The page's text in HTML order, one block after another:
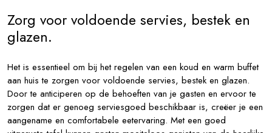
Zorg voor voldoende servies, bestek en
glazen.
Het is essentieel om bij het regelen van een koud en warm buffet
aan huis te zorgen voor voldoende servies, bestek en glazen.
Door te anticiperen op de behoeften van je gasten en ervoor te
zorgen dat er genoeg serviesgoed beschikbaar is, creëer je een
aangename en comfortabele eetervaring. Met een goed